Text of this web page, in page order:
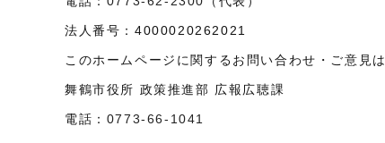
法人番号： 4000020262021
このホームページに関するお問い合わせ・ご意見は
舞鶴市役所 政策推進部 広報広聴課
電話： 0773-66-1041